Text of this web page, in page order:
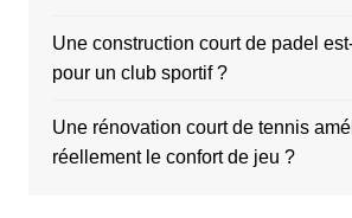
Une construction court de padel
pour un club sportif ?
Une rénovation court de tennis
réellement le confort de jeu ?